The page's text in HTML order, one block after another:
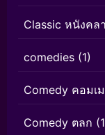
Classic หนังคล
comedies (1)
Comedy คอมเ
Comedy ตลก